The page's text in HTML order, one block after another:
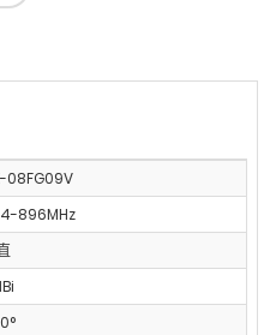
08FG09V
896MHz